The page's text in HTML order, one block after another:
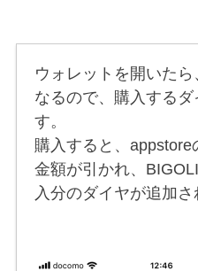
ウォレットを開いた
なるので、購入する
す。
購入すると、appstore
金額が引かれ、
入分のダイヤが追加さ